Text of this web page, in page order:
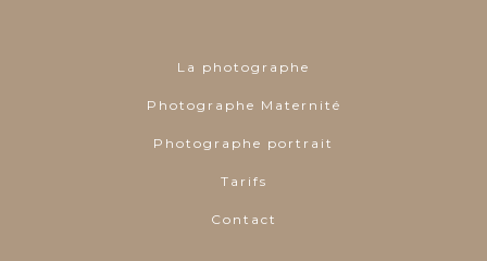
La photographe
Photographe Maternité
Photographe portrait
Tarifs
Contact